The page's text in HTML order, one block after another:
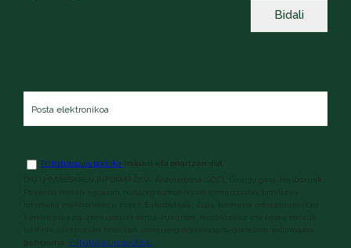
elektronikoa*
Baldintzak*
Pribatutasun politika irakurri eta onartzen dut.
Pribatutasun politika.